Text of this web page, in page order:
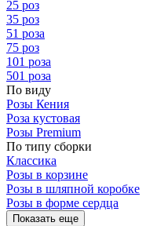
25 роз
35 роз
51 роза
75 роз
101 роза
501 роза
По виду
Розы Кения
Роза кустовая
Розы Premium
По типу сборки
Классика
Розы в корзине
Розы в шляпной коробке
Розы в форме сердца
Показать еще